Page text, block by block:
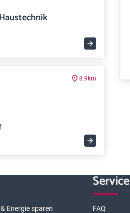
8.9km
Energie sparen
Service
FAQ